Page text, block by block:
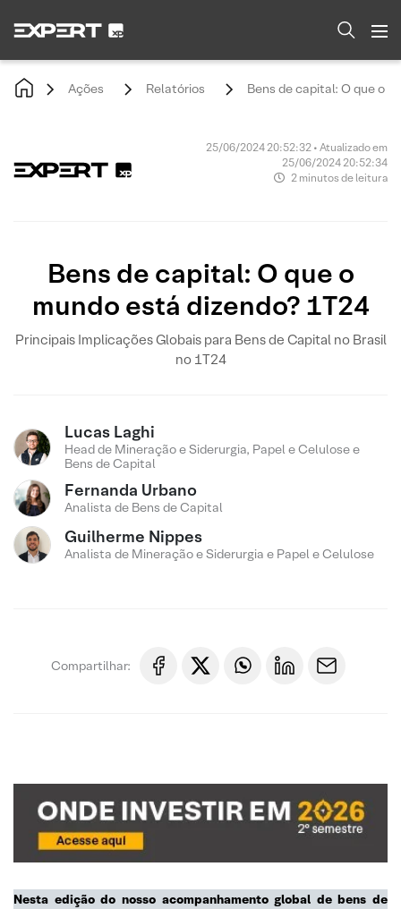
Ações Relatórios Bens de capital: O que o
25/06/2024 20:52:32 • Atualizado em
25/06/2024 20:52:34
2 minutos de leitura
Bens de capital: O que o
mundo está dizendo? 1T24
Principais Implicações Globais para Bens de Capital no Brasil
no 1T24
Lucas Laghi
Head de Mineração e Siderurgia, Papel e Celulose e
Bens de Capital
Fernanda Urbano
Analista de Bens de Capital
Guilherme Nippes
Analista de Mineração e Siderurgia e Papel e Celulose
Compartilhar:
Nesta edição do nosso acompanhamento global de bens de